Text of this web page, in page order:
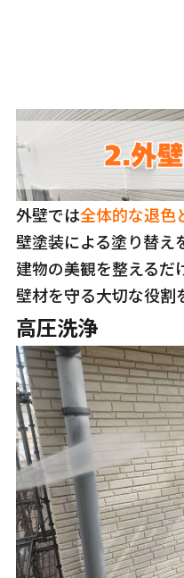
外壁では全体的な退色
壁塗装による塗り替え
建物の美観を整えるだ
壁材を守る大切な役割
高圧洗浄